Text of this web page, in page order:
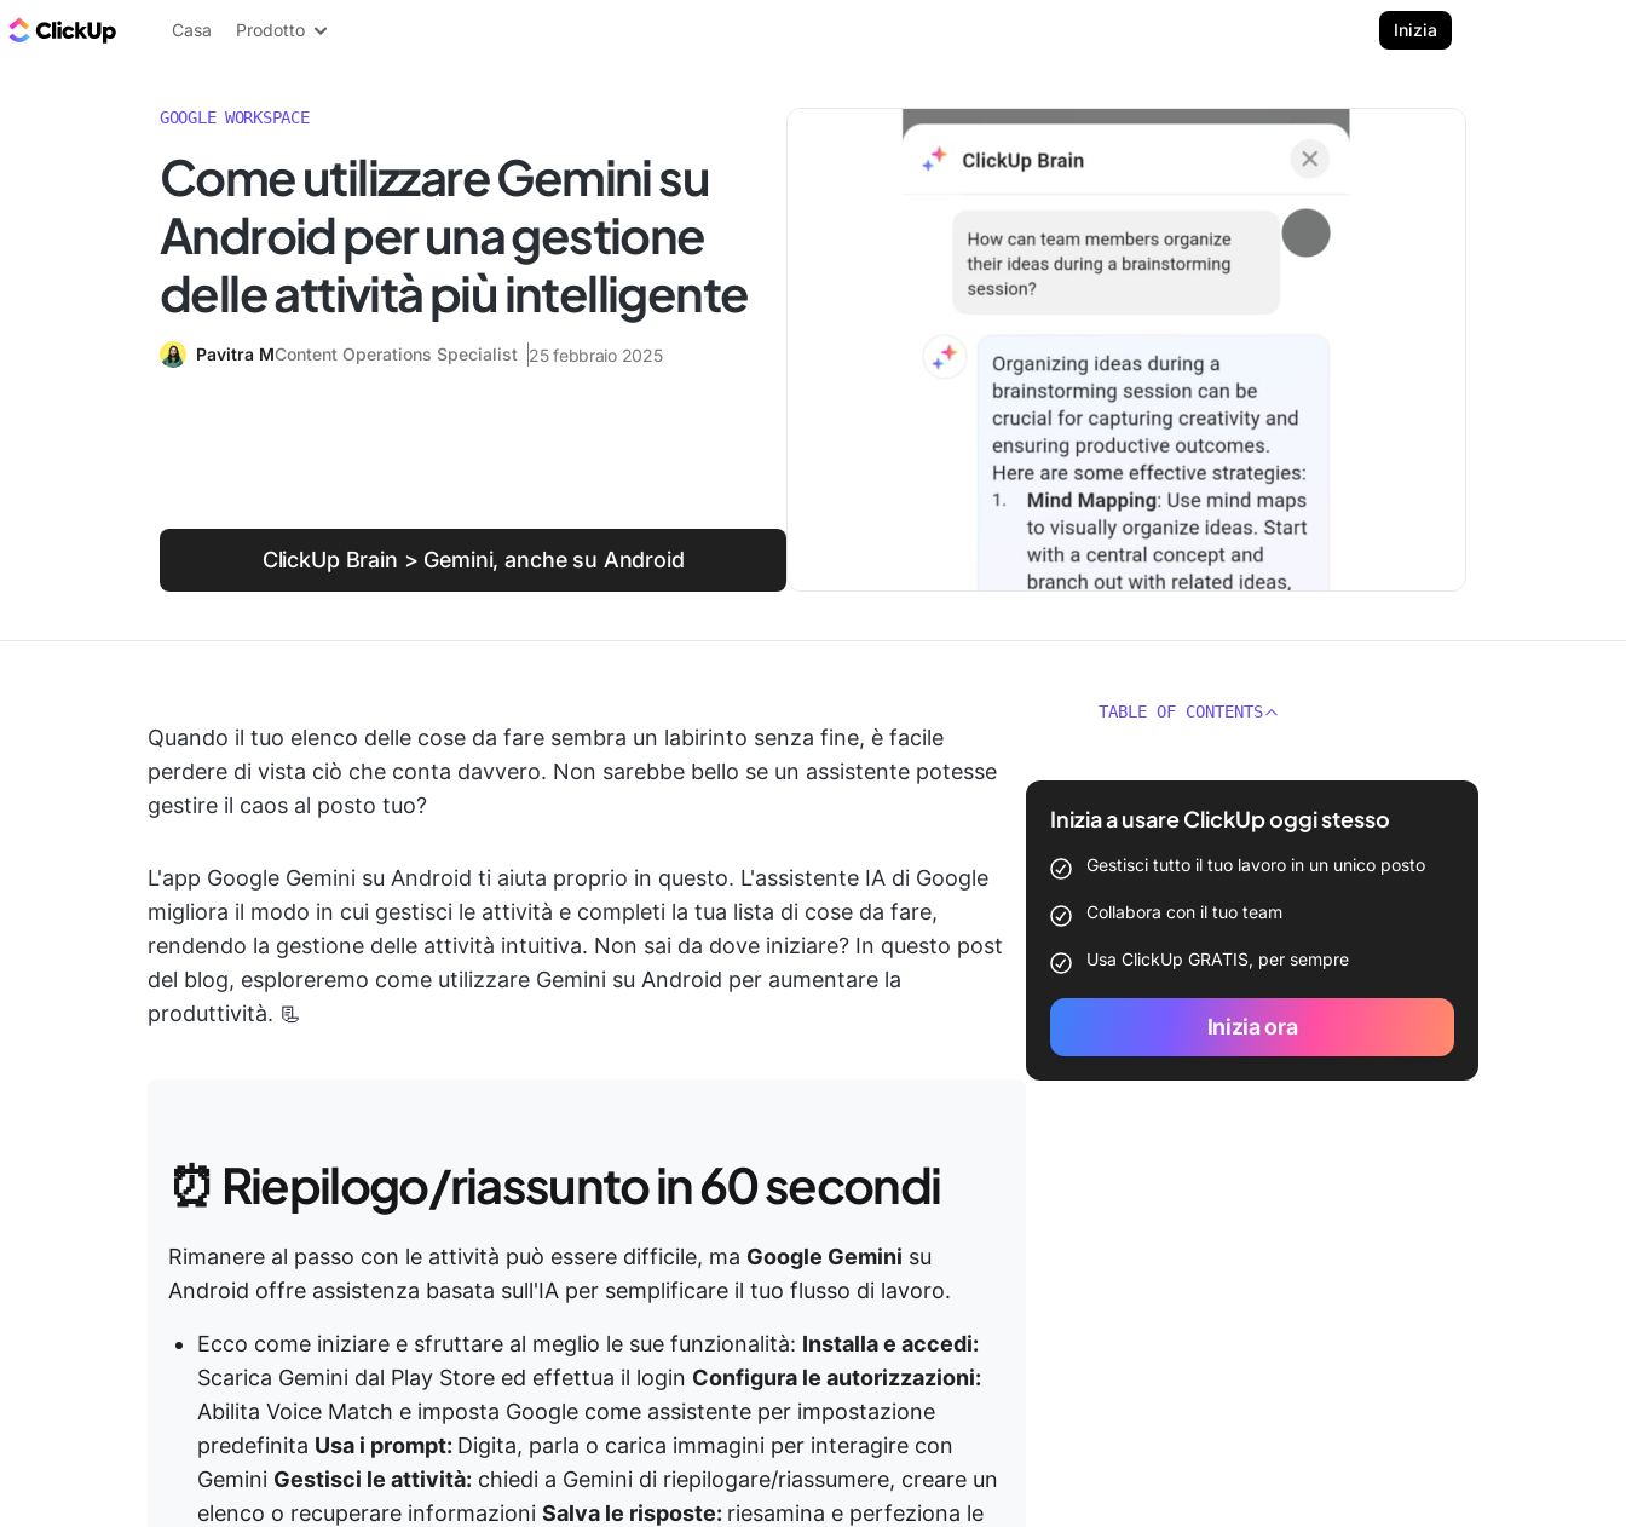
Blog di ClickUp
Casa Prodotto Inizia
GOOGLE WORKSPACE
Come utilizzare Gemini su
Android per una gestione
delle attività più intelligente
Pavitra MContent Operations Specialist 25 febbraio 2025
ClickUp Brain > Gemini, anche su Android
Quando il tuo elenco delle cose da fare sembra un labirinto senza fine, è facile
perdere di vista ciò che conta davvero. Non sarebbe bello se un assistente potesse
gestire il caos al posto tuo?
L'app Google Gemini su Android ti aiuta proprio in questo. L'assistente IA di Google
migliora il modo in cui gestisci le attività e completi la tua lista di cose da fare,
rendendo la gestione delle attività intuitiva. Non sai da dove iniziare? In questo post
del blog, esploreremo come utilizzare Gemini su Android per aumentare la
produttività. 📃
⏰ Riepilogo/riassunto in 60 secondi
Rimanere al passo con le attività può essere difficile, ma Google Gemini su
Android offre assistenza basata sull'IA per semplificare il tuo flusso di lavoro.
Ecco come iniziare e sfruttare al meglio le sue funzionalità: Installa e accedi:
Scarica Gemini dal Play Store ed effettua il login Configura le autorizzazioni:
Abilita Voice Match e imposta Google come assistente per impostazione
predefinita Usa i prompt: Digita, parla o carica immagini per interagire con
Gemini Gestisci le attività: chiedi a Gemini di riepilogare/riassumere, creare un
elenco o recuperare informazioni Salva le risposte: riesamina e perfeziona le
TABLE OF CONTENTS
Inizia a usare ClickUp oggi stesso
Gestisci tutto il tuo lavoro in un unico posto
Collabora con il tuo team
Usa ClickUp GRATIS, per sempre
Inizia ora